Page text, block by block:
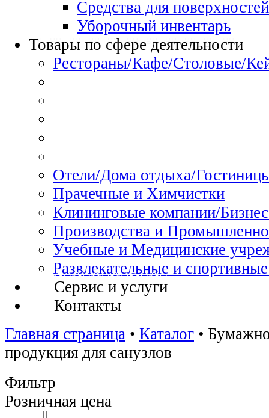
Средства для поверхностей
Уборочный инвентарь
Товары по сфере деятельности
Рестораны/Кафе/Столовые/
Отели/Дома отдыха/
Прачечные и Химчистки
Клининговые компании/
Производства и
Учебные и Медицинские
Развлекательные и
Сервис и услуги
Контакты
Главная страница • Каталог •
продукция для санузлов
Фильтр
Розничная цена